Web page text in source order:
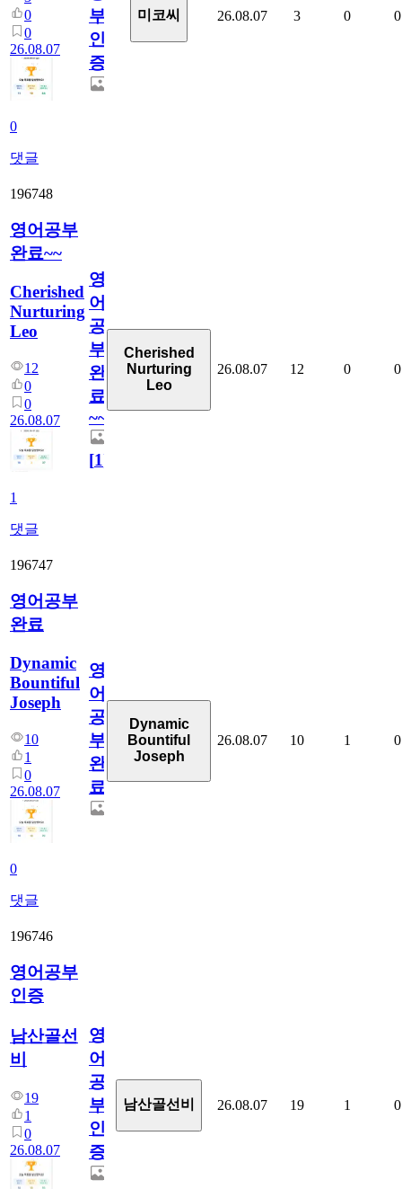
0
0
26.08.07
0
댓글
부
인
증
미코씨 26.08.07 3 0 0
196748
영어공부
완료~~
Cherished
Nurturing
Leo
12
0
0
26.08.07
1
댓글
영
어
공
부
완
료
~~
[1]
Cherished
Nurturing
Leo
26.08.07 12 0 0
196747
영어공부
완료
Dynamic
Bountiful
Joseph
10
1
0
26.08.07
0
댓글
영
어
공
부
완
료
Dynamic
Bountiful
Joseph
26.08.07 10 1 0
196746
영어공부
인증
남산골선
비
19
1
0
26.08.07
영
어
공
부
인
증
남산골선비 26.08.07 19 1 0